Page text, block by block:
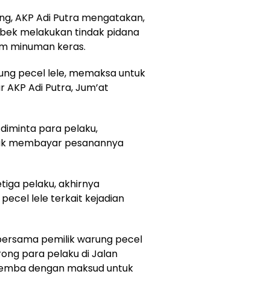
AKP Adi Putra mengatakan,
melakukan tindak pidana
minuman keras.
pecel lele, memaksa untuk
Adi Putra, Jum’at
para pelaku,
membayar pesanannya
pelaku, akhirnya
lele terkait kejadian
pemilik warung pecel
para pelaku di Jalan
dengan maksud untuk